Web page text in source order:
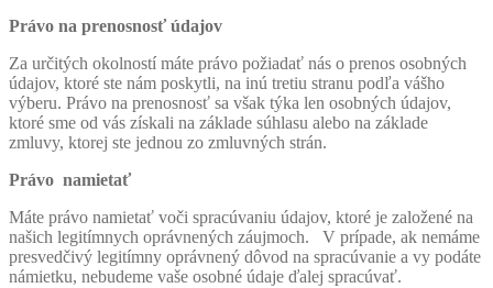
Právo na prenosnosť údajov
Za určitých okolností máte právo požiadať nás o prenos osobných
údajov, ktoré ste nám poskytli, na inú tretiu stranu podľa vášho
výberu. Právo na prenosnosť sa však týka len osobných údajov,
ktoré sme od vás získali na základe súhlasu alebo na základe
zmluvy, ktorej ste jednou zo zmluvných strán.
Právo namietať
Máte právo namietať voči spracúvaniu údajov, ktoré je založené na
našich legitímnych oprávnených záujmoch. V prípade, ak nemáme
presvedčivý legitímny oprávnený dôvod na spracúvanie a vy podáte
námietku, nebudeme vaše osobné údaje ďalej spracúvať.